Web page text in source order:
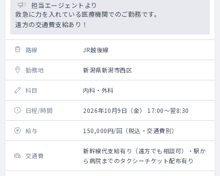
担当エージェントより
救急に力を入れている医療機関でのご勤務です。
遠方の交通費支給あり！
路線 JR越後線
勤務地 新潟県新潟市西区
科目 内科・外科
日程/時間 2026年10月9日（金） 17:00～翌8:30
給与 150,000円/回（税込・交通費別）
交通費
新幹線代支給有り（遠方でも相談可）・駅か
ら病院までのタクシーチケット配布有り